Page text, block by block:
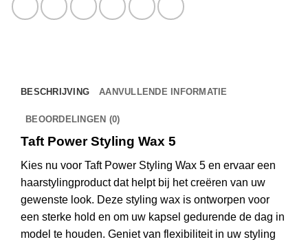
BESCHRIJVING AANVULLENDE INFORMATIE
BEOORDELINGEN (0)
Taft Power Styling Wax 5
Kies nu voor Taft Power Styling Wax 5 en ervaar een
haarstylingproduct dat helpt bij het creëren van uw
gewenste look. Deze styling wax is ontworpen voor
een sterke hold en om uw kapsel gedurende de dag in
model te houden. Geniet van flexibiliteit in uw styling